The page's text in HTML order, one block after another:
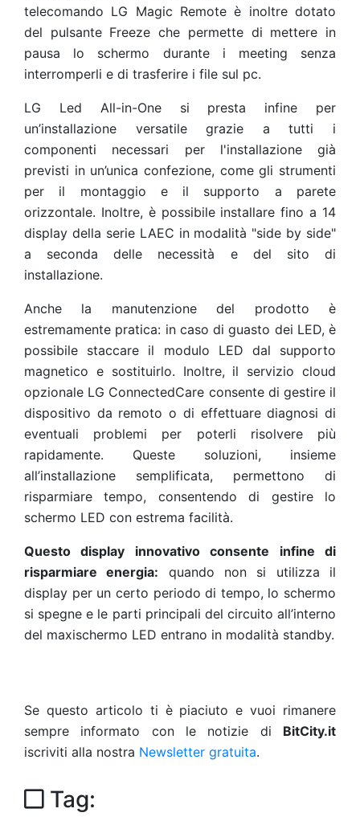
telecomando LG Magic Remote è inoltre dotato
del pulsante Freeze che permette di mettere in
pausa lo schermo durante i meeting senza
interromperli e di trasferire i file sul pc.
LG Led All-in-One si presta infine per
un’installazione versatile grazie a tutti i
componenti necessari per l'installazione già
previsti in un’unica confezione, come gli strumenti
per il montaggio e il supporto a parete
orizzontale. Inoltre, è possibile installare fino a 14
display della serie LAEC in modalità "side by side"
a seconda delle necessità e del sito di
installazione.
Anche la manutenzione del prodotto è
estremamente pratica: in caso di guasto dei LED, è
possibile staccare il modulo LED dal supporto
magnetico e sostituirlo. Inoltre, il servizio cloud
opzionale LG ConnectedCare consente di gestire il
dispositivo da remoto o di effettuare diagnosi di
eventuali problemi per poterli risolvere più
rapidamente. Queste soluzioni, insieme
all’installazione semplificata, permettono di
risparmiare tempo, consentendo di gestire lo
schermo LED con estrema facilità.
Questo display innovativo consente infine di
risparmiare energia: quando non si utilizza il
display per un certo periodo di tempo, lo schermo
si spegne e le parti principali del circuito all’interno
del maxischermo LED entrano in modalità standby.
Se questo articolo ti è piaciuto e vuoi rimanere
sempre informato con le notizie di BitCity.it
iscriviti alla nostra Newsletter gratuita.
Tag: